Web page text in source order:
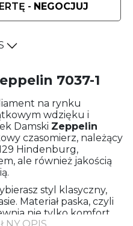
- NEGOCJUJ
7037-1
na rynku
wdzięku i
Damski Zeppelin
czasomierz, należący
Hindenburg,
ale również jakością
styl klasyczny,
Materiał paska, czyli
nie tylko komfort